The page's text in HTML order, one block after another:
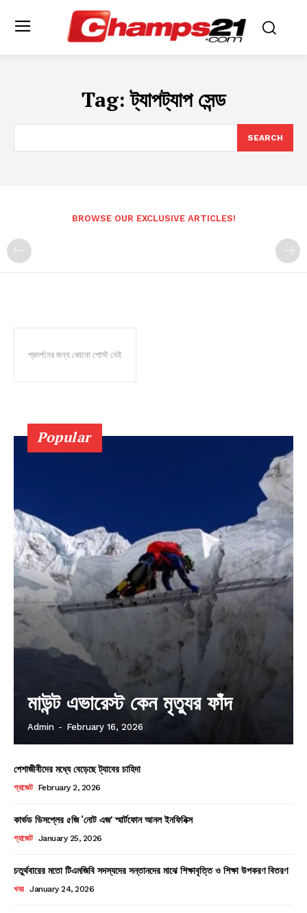
Tag:ট্যাপট্যাপ সেন্ড
SEARCH
BROWSE OUR EXCLUSIVE ARTICLES!
প্রদর্শনের জন্য কোনো পোস্ট নেই
Popular
মাউন্ট এভারেস্ট কেন মৃত্যুর ফাঁদ
Admin - February 16, 2026
পেশাজীবীদের মধ্যে বেড়েছে ট্যাবের চাহিদা
গ্যাজেট February 2, 2026
কার্ভড ডিসপ্লের ৫জি ‘নোট এজ’ স্মার্টফোন আনল ইনফিনিক্স
গ্যাজেট January 25, 2026
চতুর্থবারের মতো টিএমজিবি সদস্যদের সন্তানদের মাঝে শিক্ষাবৃত্তি ও শিক্ষা উপকরণ বিতরণ
খবর January 24, 2026